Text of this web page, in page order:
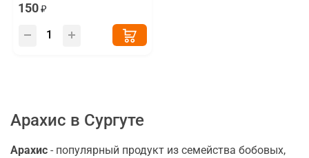
150
Арахис в Сургуте
Арахис - популярный продукт из семейства бобовых,